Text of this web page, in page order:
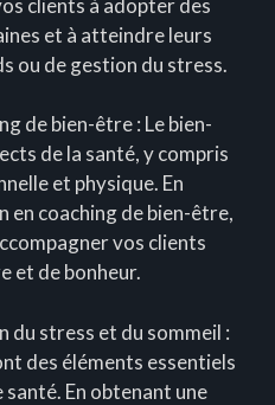
et à atteindre leurs
ou de gestion du stress.
de bien-être : Le bien-
de la santé, y compris
et physique. En
coaching de bien-être,
vos clients
et de bonheur.
stress et du sommeil :
des éléments essentiels
En obtenant une